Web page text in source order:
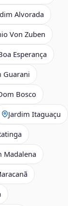
Alvorada
Von Zuben
Esperança
Guarani
Bosco
Jardim Itaguaçu
Madalena